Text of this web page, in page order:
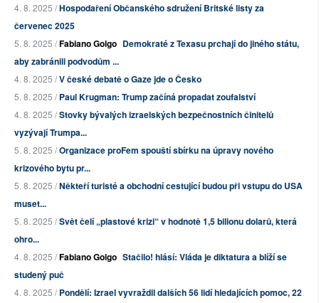
4. 8. 2025 /Hospodaření Občanského sdružení Britské listy za
červenec 2025
5. 8. 2025 /Fabiano Golgo Demokraté z Texasu prchají do jiného státu,
aby zabránili podvodům ...
4. 8. 2025 /V české debatě o Gaze jde o Česko
5. 8. 2025 /Paul Krugman: Trump začíná propadat zoufalství
4. 8. 2025 /Stovky bývalých izraelských bezpečnostních činitelů
vyzývají Trumpa...
5. 8. 2025 /Organizace proFem spouští sbírku na úpravy nového
krizového bytu pr...
5. 8. 2025 /Někteří turisté a obchodní cestující budou při vstupu do USA
muset...
5. 8. 2025 /Svět čelí „plastové krizi“ v hodnotě 1,5 bilionu dolarů, která
ohro...
4. 8. 2025 /Fabiano Golgo Stačilo! hlásí: Vláda je diktatura a blíží se
studený puč
4. 8. 2025 /Pondělí: Izrael vyvraždil dalších 56 lidí hledajících pomoc, 22